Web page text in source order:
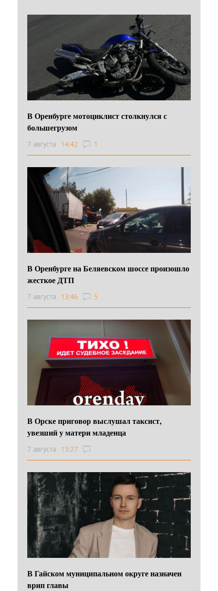
В Оренбурге мотоциклист столкнулся с
большегрузом
7 августа 14:42 1
В Оренбурге на Беляевском шоссе произошло
жесткое ДТП
7 августа 13:46 5
В Орске приговор выслушал таксист,
увезший у матери младенца
7 августа 13:27
В Гайском муниципальном округе назначен
врип главы